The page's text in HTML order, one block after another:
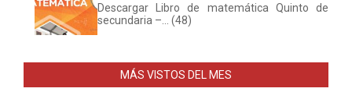
Descargar Libro de matemática Quinto de
secundaria –... (48)
MÁS VISTOS DEL MES